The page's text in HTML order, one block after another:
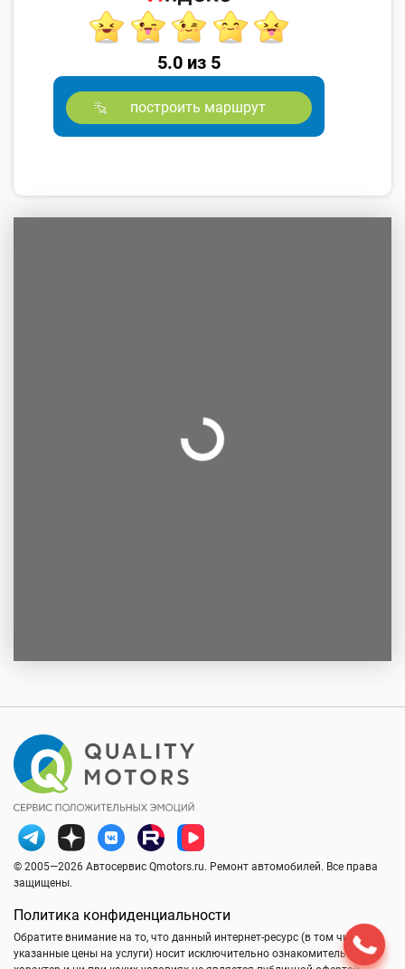
5.0 из 5
построить маршрут
© 2005—2026 Автосервис Qmotors.ru. Ремонт автомобилей. Все права
защищены.
Политика конфиденциальности
Обратите внимание на то, что данный интернет-ресурс (в том числе
указанные цены на услуги) носит исключительно ознакомительный